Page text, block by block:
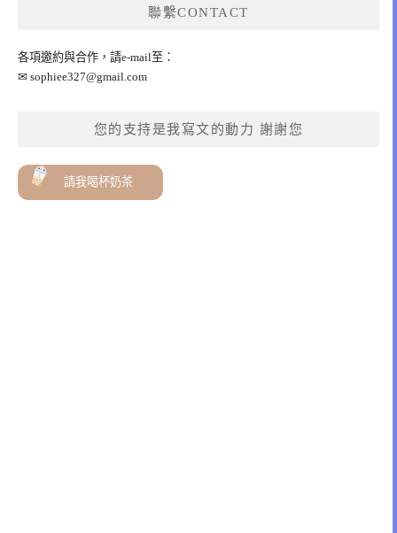
聯繫CONTACT
各項邀約與合作，請e-mail至：
✉ sophiee327@gmail.com
您的支持是我寫文的動力 謝謝您
請我喝杯奶茶